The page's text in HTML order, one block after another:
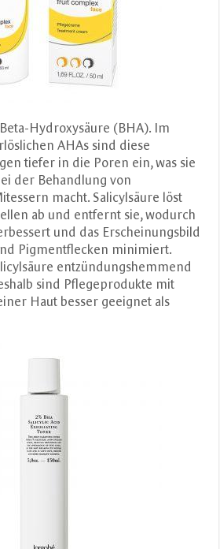
Hydroxysäure (BHA). Im
AHAs sind diese
tiefer in die Poren ein, was sie
der Behandlung von
macht. Salicylsäure löst
ab und entfernt sie, wodurch
und das Erscheinungsbild
Pigmentflecken minimiert.
entzündungshemmend
sind Pflegeprodukte mit
Haut besser geeignet als